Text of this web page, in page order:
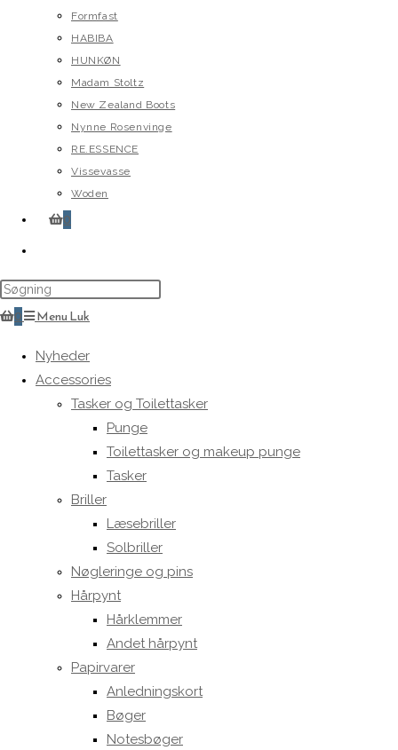
Formfast
HABIBA
HUNKØN
Madam Stoltz
New Zealand Boots
Nynne Rosenvinge
RE.ESSENCE
Vissevasse
Woden
0
website
search
0 MenuLuk
Nyheder
Accessories
Tasker og Toilettasker
Punge
Toilettasker og makeup punge
Tasker
Briller
Læsebriller
Solbriller
Nøgleringe og pins
Hårpynt
Hårklemmer
Andet hårpynt
Papirvarer
Anledningskort
Bøger
Notesbøger